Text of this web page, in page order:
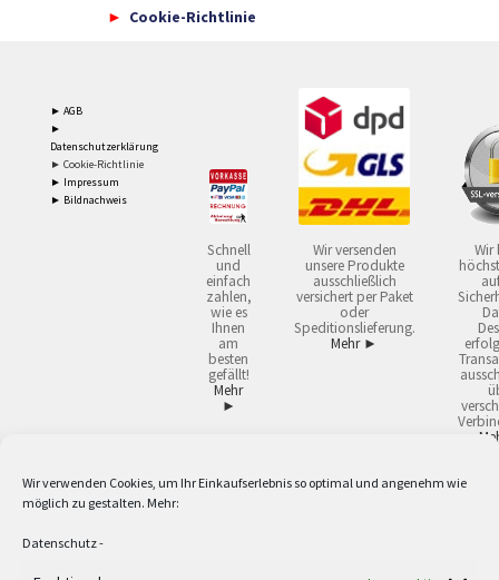
Wir verwenden Cookies, um Ihr Einkaufserlebnis so optimal und angenehm wie
möglich zu gestalten. Mehr:
Datenschutz-
Cookie-Richtlinie
► AGB
►
Datenschutzerklärung
► Cookie-Richtlinie
► Impressum
► Bildnachweis
Schnell
und
einfach
zahlen,
wie es
Ihnen
am
besten
gefällt!
Mehr
►
Wir versenden
unsere Produkte
ausschließlich
versichert per Paket
oder
Speditionslieferung.
Mehr ►
Wir
2 Lieferzeiten gelten mit Express-24.
Versandkostenfrei ab 59,90 € Nettowarenwert. Inseln ausgenommen. Unsere